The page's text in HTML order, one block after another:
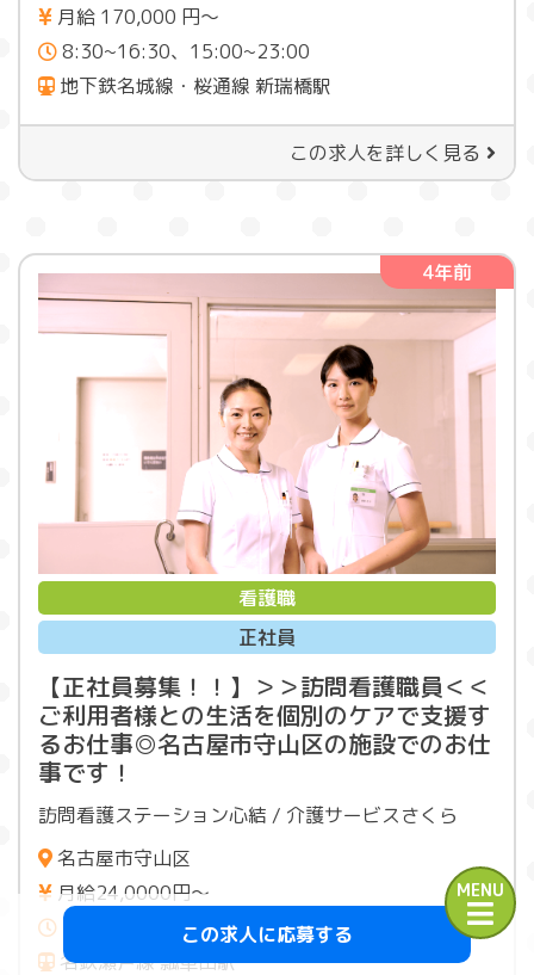
MENU
月給 170,000 円〜
8:30~16:30、15:00~23:00
地下鉄名城線・桜通線 新瑞橋駅
この求人を詳しく見る
4年前
看護職
正社員
【正社員募集！！】＞＞訪問看護職員＜＜
ご利用者様との生活を個別のケアで支援す
るお仕事◎名古屋市守山区の施設でのお仕
事です！
訪問看護ステーション心結 / 介護サービスさくら
名古屋市守山区
月給24,0000円〜
17：00〜翌10：00
名鉄瀬戸線 瓢箪山駅
この求人に応募する